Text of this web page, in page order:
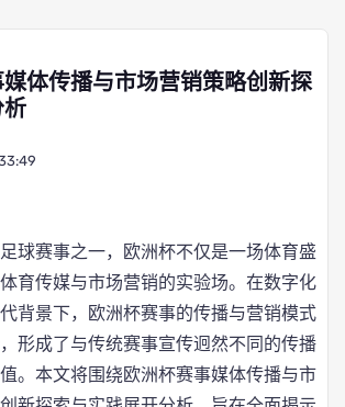
体传播与市场营销策略创新探
球赛事之一，欧洲杯不仅是一场体育盛
育传媒与市场营销的实验场。在数字化
背景下，欧洲杯赛事的传播与营销模式
形成了与传统赛事宣传迥然不同的传播
。本文将围绕欧洲杯赛事媒体传播与市